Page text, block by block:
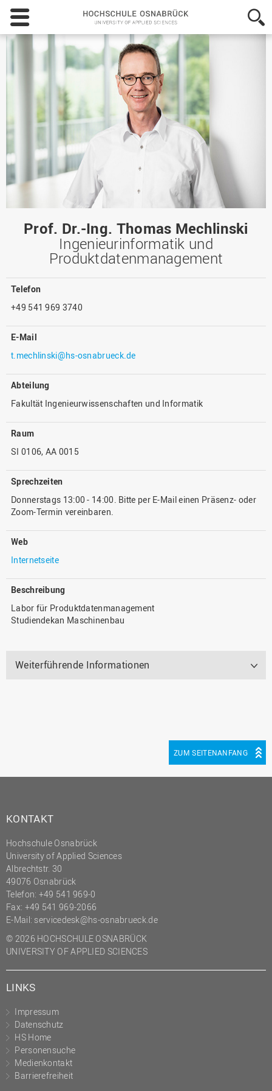
Hochschule
Osnabrück
-
Prof. Dr.-Ing. Thomas Mechlinski
Ingenieurinformatik und
Produktdatenmanagement
Telefon
+49 541 969 3740
E-Mail
t.mechlinski@hs-osnabrueck.de
Abteilung
Fakultät Ingenieurwissenschaften und Informatik
Raum
SI 0106, AA 0015
Sprechzeiten
Donnerstags 13:00 - 14:00. Bitte per E-Mail einen Präsenz- oder
Zoom-Termin vereinbaren.
Web
Internetseite
Beschreibung
Labor für Produktdatenmanagement
Studiendekan Maschinenbau
Weiterführende Informationen
ZUM SEITENANFANG
KONTAKT
Hochschule Osnabrück
University of Applied Sciences
Albrechtstr. 30
49076 Osnabrück
Telefon: +49 541 969-0
Fax: +49 541 969-2066
E-Mail: servicedesk@hs-osnabrueck.de
© 2026 HOCHSCHULE OSNABRÜCK
UNIVERSITY OF APPLIED SCIENCES
LINKS
Impressum
Datenschutz
HS Home
Personensuche
Medienkontakt
Barrierefreiheit